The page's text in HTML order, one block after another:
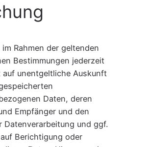
im Rahmen der geltenden
Bestimmungen jederzeit
auf unentgeltliche Auskunft
Daten, deren
Empfänger und den
Datenverarbeitung und ggf.
Berichtigung oder